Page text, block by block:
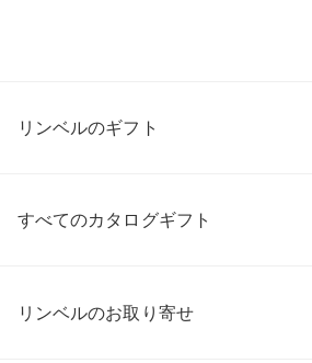
リンベルのギフト
すべてのカタログギフト
リンベルのお取り寄せ